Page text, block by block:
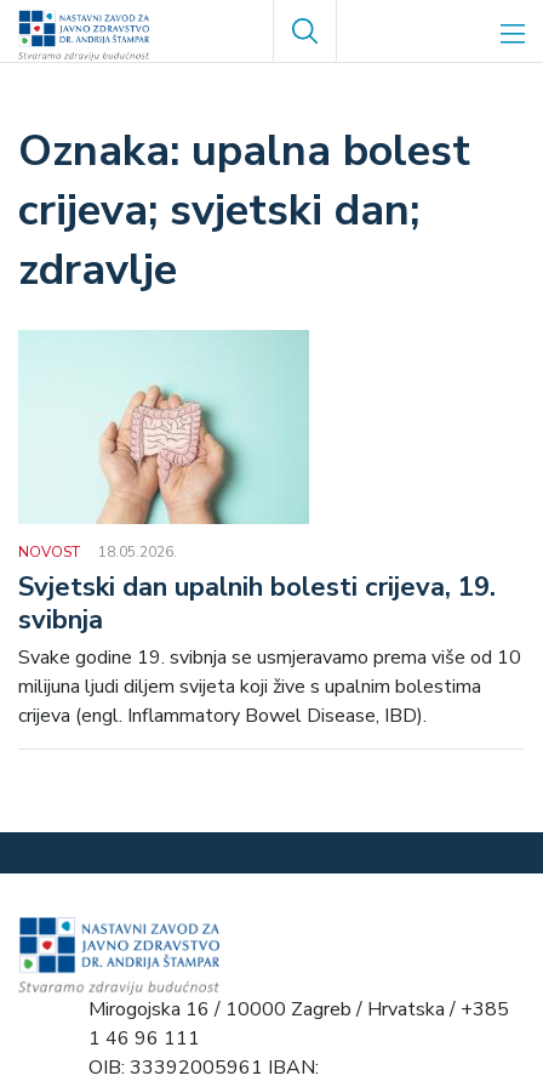
Skoči
Search
upalna bolest
crijeva; svjetski dan;
zdravlje
NOVOST 18.05.2026.
Svjetski dan upalnih bolesti crijeva, 19.
svibnja
Svake godine 19. svibnja se usmjeravamo prema više od 10
milijuna ljudi diljem svijeta koji žive s upalnim bolestima
crijeva (engl. Inflammatory Bowel Disease, IBD).
Mirogojska 16 / 10000 Zagreb / Hrvatska / +385
1 46 96 111
OIB: 33392005961 IBAN: